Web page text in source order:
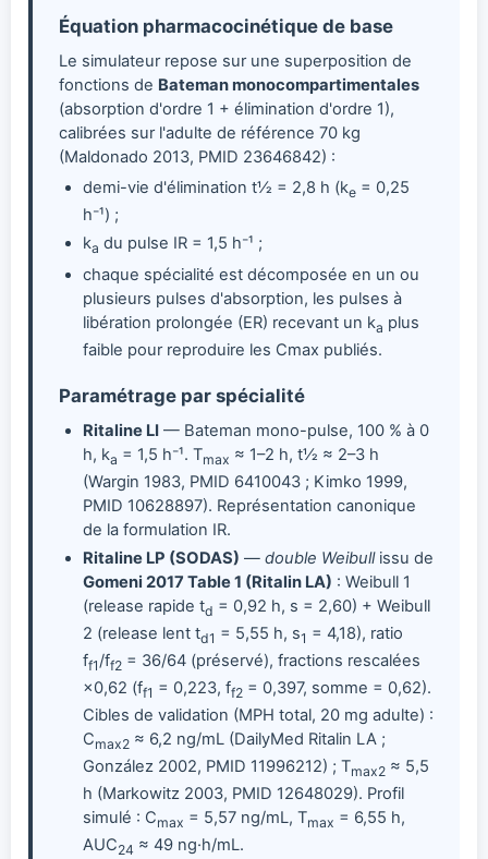
Équation pharmacocinétique de base
Le simulateur repose sur une superposition de
fonctions de Bateman monocompartimentales
(absorption d'ordre 1 + élimination d'ordre 1),
calibrées sur l'adulte de référence 70 kg
(Maldonado 2013, PMID 23646842) :
demi-vie d'élimination t½ = 2,8 h (ke = 0,25
h⁻¹) ;
ka du pulse IR = 1,5 h⁻¹ ;
chaque spécialité est décomposée en un ou
plusieurs pulses d'absorption, les pulses à
libération prolongée (ER) recevant un ka plus
faible pour reproduire les Cmax publiés.
Paramétrage par spécialité
Ritaline LI — Bateman mono-pulse, 100 % à 0
h, ka = 1,5 h⁻¹. Tmax ≈ 1–2 h, t½ ≈ 2–3 h
(Wargin 1983, PMID 6410043 ; Kimko 1999,
PMID 10628897). Représentation canonique
de la formulation IR.
Ritaline LP (SODAS) — double Weibullissu de
Gomeni 2017 Table 1 (Ritalin LA) : Weibull 1
(release rapide td = 0,92 h, s = 2,60) + Weibull
2 (release lent td1 = 5,55 h, s1 = 4,18), ratio
ff1 /ff2 = 36/64 (préservé), fractions rescalées
×0,62 (ff1 = 0,223, ff2 = 0,397, somme = 0,62).
Cibles de validation (MPH total, 20 mg adulte) :
Cmax2 ≈ 6,2 ng/mL (DailyMed Ritalin LA ;
González 2002, PMID 11996212) ; Tmax2 ≈ 5,5
h (Markowitz 2003, PMID 12648029). Profil
simulé : Cmax = 5,57 ng/mL, Tmax = 6,55 h,
AUC24 ≈ 49 ng·h/mL.